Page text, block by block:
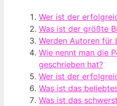
Wer ist der
Was ist der größte
Werden Autoren für
Wie nennt man die
geschrieben hat?
Wer ist der
Was ist das
Was ist das